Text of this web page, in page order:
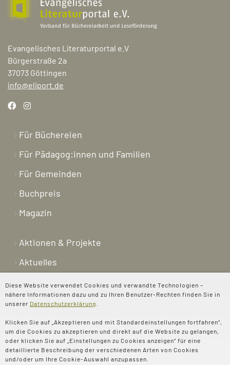
Diese Website verwendet Cookies und verwandte Technologien –
nähere Informationen dazu und zu Ihren Benutzer-Rechten finden Sie in
unserer Datenschutzerklärung
Klicken Sie auf „Akzeptieren und mit Standardeinstellungen fortfahren“,
um die Cookies zu akzeptieren und direkt auf die Website zu gelangen,
oder klicken Sie auf „Einstellungen zu Cookies anzeigen“ für eine
detaillierte Beschreibung der verschiedenen Arten von Cookies
und/oder um Ihre Cookie-Auswahl anzupassen.
Evangelisches Literaturportal e.V
Bürgerstraße 2a
37073 Göttingen
info@eliport.de
Für Büchereien
Für Pädagog:innen und Familien
Für Gemeinden
Buchpreis
Magazin
Aktionen & Projekte
Aktuelles
Newsletter
Shop
Kontakt
Über uns
Spenden